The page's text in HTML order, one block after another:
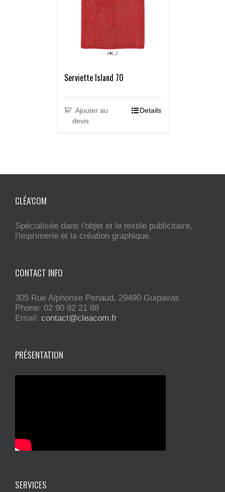
Serviette Island 70
Ajouter au
devis
Details
CLÉA’COM
Spécialisée dans l'objet et le textile publicitaire,
l'imprimerie et la création graphique.
CONTACT INFO
305 Rue Alphonse Penaud, 29490 Guipavas
Phone: 02 90 82 21 88
Email: contact@cleacom.fr
PRÉSENTATION
SERVICES